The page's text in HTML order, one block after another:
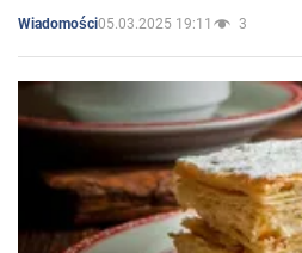
Wiadomości05.03.2025 19:11 3